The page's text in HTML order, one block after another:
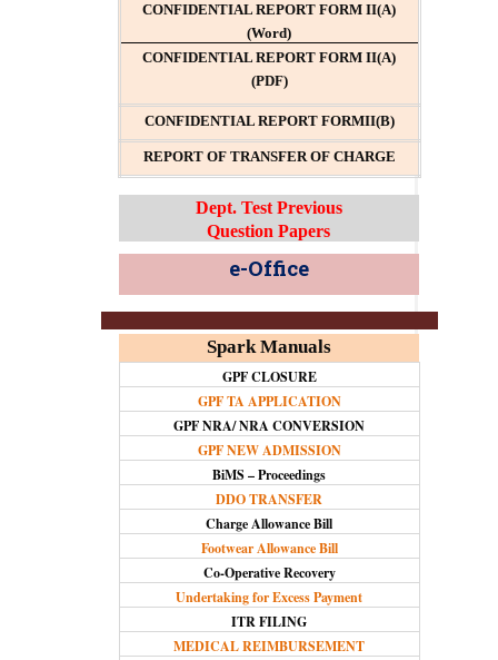
CONFIDENTIAL REPORT FORM II(A)
(Word)
CONFIDENTIAL REPORT FORM II(A)
(PDF)
CONFIDENTIAL REPORT FORMII(B)
REPORT OF TRANSFER OF CHARGE
Dept. Test Previous
Question Papers
e-Office
Spark Manuals
GPF CLOSURE
GPF TA APPLICATION
GPF NRA/ NRA CONVERSION
GPF NEW ADMISSION
BiMS – Proceedings
DDO TRANSFER
Charge Allowance Bill
Footwear Allowance Bill
Co-Operative Recovery
Undertaking for Excess Payment
ITR FILING
MEDICAL REIMBURSEMENT
TDS/AIR
STAMP EXEMPTION ORDERS